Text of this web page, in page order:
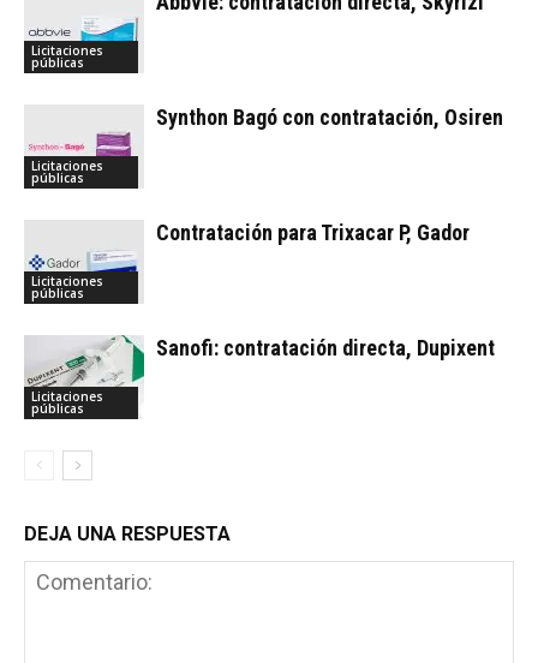
Licitaciones
públicas
Licitaciones
públicas
Synthon Bagó con contratación, Osiren
Licitaciones
públicas
Contratación para Trixacar P, Gador
Licitaciones
públicas
Sanofi: contratación directa, Dupixent
DEJA UNA RESPUESTA